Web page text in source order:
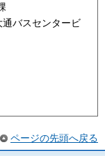
バスセンタービ
ページの先頭へ戻る